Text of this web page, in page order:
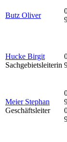
Butz Oliver
Hucke Birgit
Sachgebietsleiterin
Meier Stephan
Geschäftsleiter